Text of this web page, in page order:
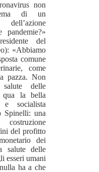
non
di un
pandemie?»
del
«Abbiamo
comune
come
pazza. Non
salute delle
qua la bella
e socialista
Spinelli: una
del profitto
dei
salute delle
esseri umani
ha a che